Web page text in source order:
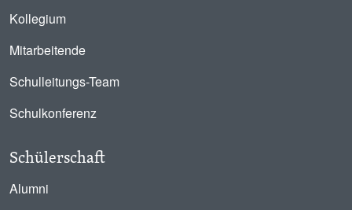
Kollegium
Mitarbeitende
Schulleitungs-Team
Schulkonferenz
Schülerschaft
Alumni